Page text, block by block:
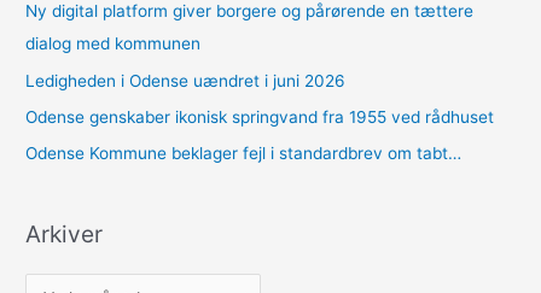
Ny digital platform giver borgere og pårørende en tættere
dialog med kommunen
Ledigheden i Odense uændret i juni 2026
Odense genskaber ikonisk springvand fra 1955 ved rådhuset
Odense Kommune beklager fejl i standardbrev om tabt…
Arkiver